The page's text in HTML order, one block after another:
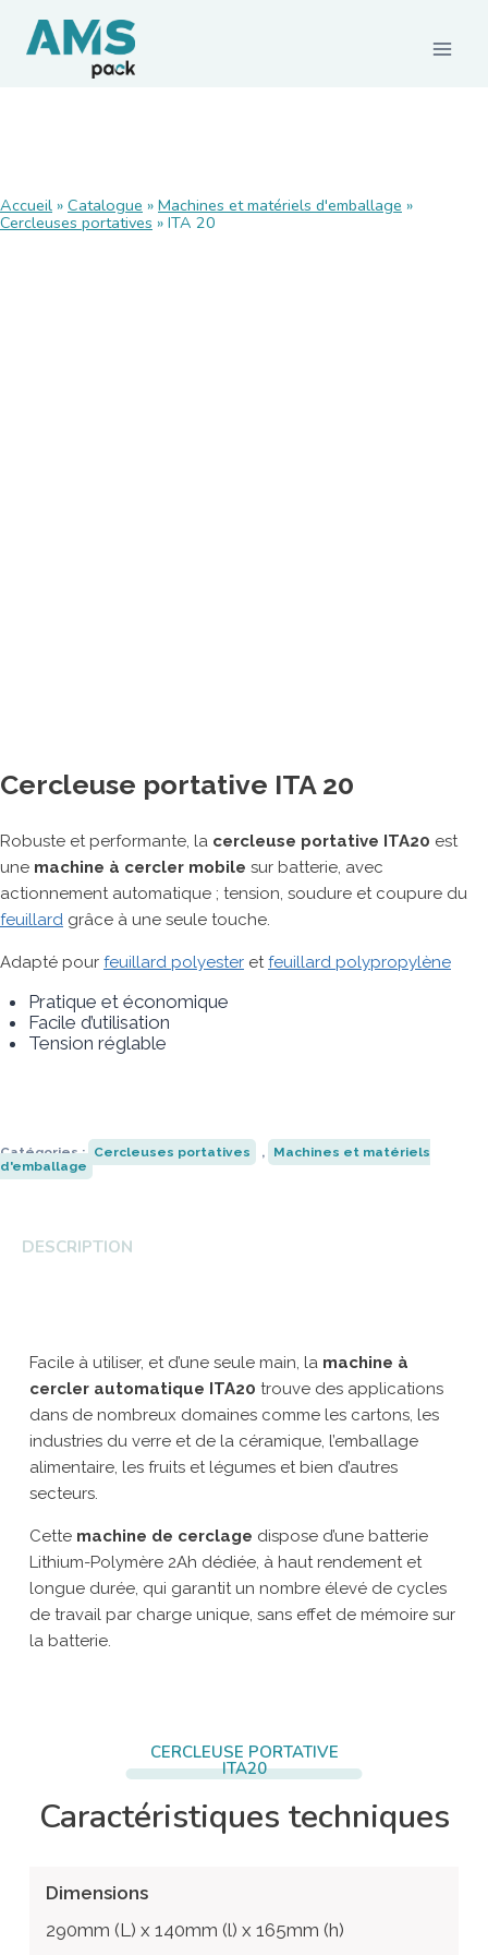
Accueil » Catalogue » Machines et matériels d'emballage »
Cercleuses portatives » ITA 20
Cercleuse portative ITA 20
Robuste et performante, la cercleuse portative ITA20 est
une machine à cercler mobile sur batterie, avec
actionnement automatique ; tension, soudure et coupure du
feuillard grâce à une seule touche.
Adapté pour feuillard polyester etfeuillard polypropylène
Pratique et économique
Facile d’utilisation
Tension réglable
Catégories : Cercleuses portatives ,
Machines et matériels
d'emballage
DESCRIPTION
Facile à utiliser, et d’une seule main, la machine à
cercler automatique ITA20 trouve des applications
dans de nombreux domaines comme les cartons, les
industries du verre et de la céramique, l’emballage
alimentaire, les fruits et légumes et bien d’autres
secteurs.
Cette machine de cerclage dispose d’une batterie
Lithium-Polymère 2Ah dédiée, à haut rendement et
longue durée, qui garantit un nombre élevé de cycles
de travail par charge unique, sans effet de mémoire sur
la batterie.
CERCLEUSE PORTATIVE
ITA20
Caractéristiques techniques
Dimensions
290mm (L) x 140mm (l) x 165mm (h)
Films et palettisation
Emballages carton
ROBOTS COLLABORATIFS
MARQUES PARTENAIRES
Robopac Universal Robots
Transpak
HSM